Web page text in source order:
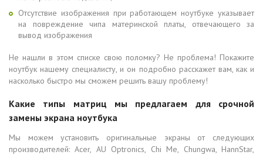
Отсутствие изображения при работающем ноутбуке указывает
на повреждение чипа материнской платы, отвечающего за
вывод изображения
Не нашли в этом списке свою поломку? Не проблема! Покажите
ноутбук нашему специалисту, и он подробно расскажет вам, как и
насколько быстро мы сможем решить вашу проблему!
Какие типы матриц мы предлагаем для срочной
замены экрана ноутбука
Мы можем установить оригинальные экраны от следующих
производителей: Acer, AU Optronics, Chi Me, Chungwa, HannStar,